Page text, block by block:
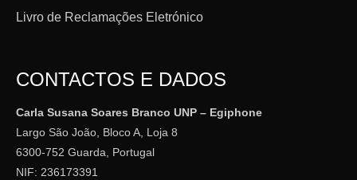
Livro de Reclamações Eletrónico
CONTACTOS E DADOS
Carla Susana Soares Branco UNP – Egiphone
Largo São João, Bloco A, Loja 8
6300-752 Guarda, Portugal
NIF: 236173391